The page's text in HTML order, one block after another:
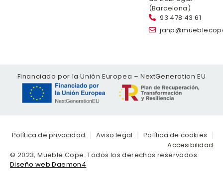
(Barcelona)
93 478 43 61
Financiado por la Unión Europea – NextGeneration EU
© 2023, Mueble Cope. Todos los derechos reservados.
Diseño web Daemon4
Política de privacidad Aviso legal
Política de cookies
Accesibilidad